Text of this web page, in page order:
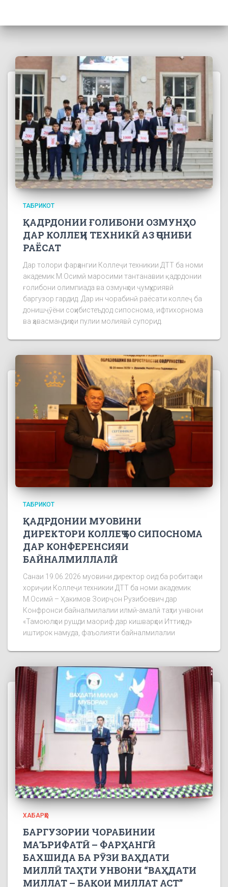
ТАБРИКОТ
ҚАДРДОНИИ ҒОЛИБОНИ ОЗМУНҲО
ДАР КОЛЛЕҶИ ТЕХНИКӢ АЗ ҶОНИБИ
РАЁСАТ
Дар толори фарҳангии Коллеҷи техникии ДТТ ба номи
академик М.Осимӣ маросими тантанавии қадрдонии
ғолибони олимпиада ва озмунҳои ҷумҳуриявӣ
баргузор гардид. Дар ин чорабинӣ раёсати коллеҷ ба
донишҷӯёни соҳибистеъдод сипоснома, ифтихорнома
ва ҳавасмандиҳои пулии молиявӣ супорид.
ТАБРИКОТ
ҚАДРДОНИИ МУОВИНИ
ДИРЕКТОРИ КОЛЛЕҶ БО СИПОСНОМА
ДАР КОНФЕРЕНСИЯИ
БАЙНАЛМИЛЛАЛӢ
Санаи 19.06.2026 муовини директор оид ба робитаҳои
хориҷии Коллеҷи техникии ДТТ ба номи академик
М.Осимӣ – Ҳакимов Зоирҷон Рузибоевич дар
Конфронси байналмилалии илмӣ-амалӣ таҳти унвони
«Тамоюлҳои рушди маориф дар кишварҳои Иттиҳод»
иштирок намуда, фаъолияти байналмилалии
ХАБАРҲО
БАРГУЗОРИИ ЧОРАБИНИИ
МАЪРИФАТӢ – ФАРҲАНГӢ
БАХШИДА БА РӮЗИ ВАҲДАТИ
МИЛЛӢ ТАҲТИ УНВОНИ “ВАҲДАТИ
МИЛЛАТ – БАҚОИ МИЛЛАТ АСТ”